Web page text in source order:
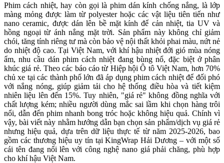
Phim cách nhiệt, hay còn gọi là phim dán kính chống nắng, là lớp
màng mỏng được làm từ polyester hoặc các vật liệu tiên tiến như
nano ceramic, được dán lên bề mặt kính để cản nhiệt, tia UV và
hồng ngoại từ ánh nắng mặt trời. Sản phẩm này không chỉ giảm
chói, tăng tính riêng tư mà còn bảo vệ nội thất khỏi phai màu, nứt nẻ
do nhiệt độ cao. Tại Việt Nam, với khí hậu nhiệt đới gió mùa nóng
ẩm, nhu cầu dán phim cách nhiệt đang bùng nổ, đặc biệt ở phân
khúc giá rẻ. Theo các báo cáo từ Hiệp hội Ô tô Việt Nam, hơn 70%
chủ xe tại các thành phố lớn đã áp dụng phim cách nhiệt để đối phó
với nắng nóng, giúp giảm tải cho hệ thống điều hòa và tiết kiệm
nhiên liệu lên đến 15%. Tuy nhiên, "giá rẻ" không đồng nghĩa với
chất lượng kém; nhiều người dùng mắc sai lầm khi chọn hàng trôi
nổi, dẫn đến phim nhanh bong tróc hoặc không hiệu quả. Chính vì
vậy, bài viết này nhằm hướng dẫn bạn chọn sản phẩm/dịch vụ giá rẻ
nhưng hiệu quả, dựa trên dữ liệu thực tế từ năm 2025-2026, bao
gồm các thương hiệu uy tín tại KingWrap Hải Dương – với một số
cái tên đang nổi lên với công nghệ nano giá phải chăng, phù hợp
cho khí hậu Việt Nam.